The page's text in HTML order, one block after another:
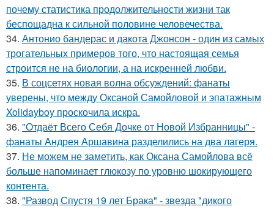
почему статистика продолжительности жизни так
беспощадна к сильной половине человечества.
34. Антонио бандерас и дакота Джонсон - один из самых
трогательных примеров того, что настоящая семья
строится не на биологии, а на искренней любви.
35. В соцсетях новая волна обсуждений: фанаты
уверены, что между Оксаной Самойловой и эпатажным
Xolidayboy проскочила искра.
36. "Отдаёт Всего Себя Дочке от Новой Избранницы" -
фанаты Андрея Аршавина разделились на два лагеря.
37. Не можем не заметить, как Оксана Самойлова всё
больше напоминает глюкозу по уровню шокирующего
контента.
38. "Развод Спустя 19 лет Брака" - звезда "дикого